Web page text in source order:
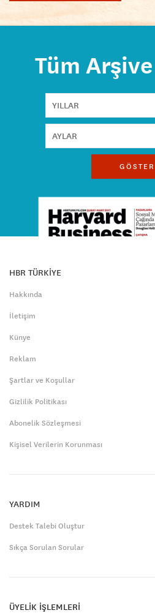
Tüm
GÖSTER
HBR TÜRKİYE
Hakkında
İletişim
Künye
Reklam
Şartlar ve Koşullar
Gizlilik Politikası
Abonelik Sözleşmesi
Kişisel Verilerin Korunması
YARDIM
Destek Talebi Oluştur
Sıkça Sorulan Sorular
ÜYELİK İŞLEMLERİ